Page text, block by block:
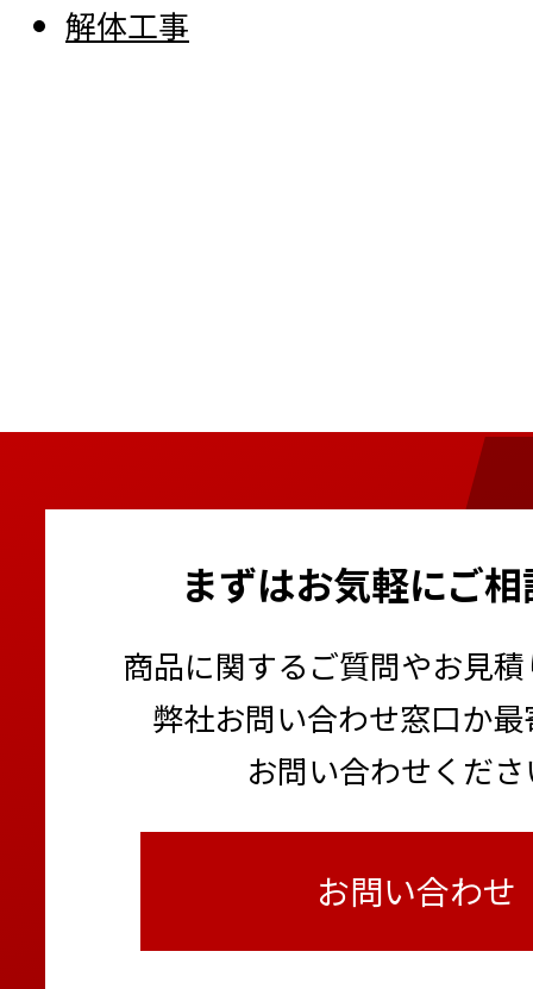
解体工事
まずはお気軽にご
商品に関するご質問やお見
弊社お問い合わせ窓口か
お問い合わせくだ
お問い合わせ